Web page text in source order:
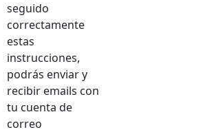
seguido
correctamente
estas
instrucciones,
podrás enviar y
recibir emails con
tu cuenta de
correo